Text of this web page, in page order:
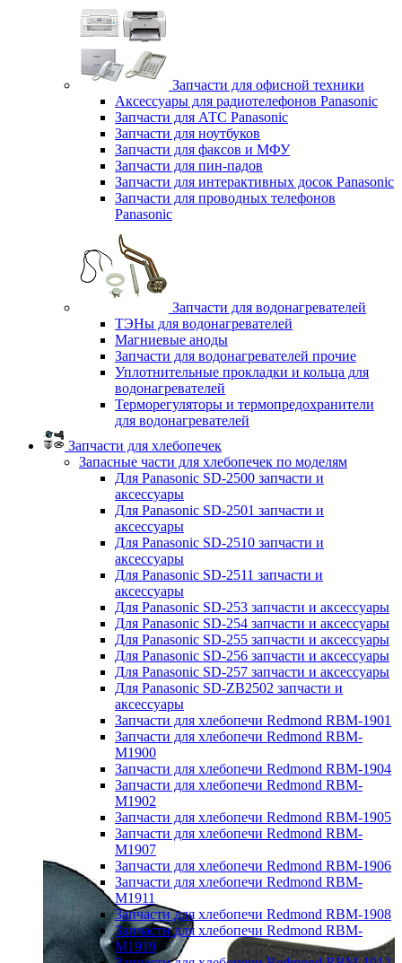
Запчасти для офисной техники
Аксессуары для радиотелефонов Panasonic
Запчасти для АТС Panasonic
Запчасти для ноутбуков
Запчасти для факсов и МФУ
Запчасти для пин-падов
Запчасти для интерактивных досок Panasonic
Запчасти для проводных телефонов
Panasonic
Запчасти для водонагревателей
ТЭНы для водонагревателей
Магниевые аноды
Запчасти для водонагревателей прочие
Уплотнительные прокладки и кольца для
водонагревателей
Терморегуляторы и термопредохранители
для водонагревателей
Запчасти для хлебопечек
Запасные части для хлебопечек по моделям
Для Panasonic SD-2500 запчасти и
аксессуары
Для Panasonic SD-2501 запчасти и
аксессуары
Для Panasonic SD-2510 запчасти и
аксессуары
Для Panasonic SD-2511 запчасти и
аксессуары
Для Panasonic SD-253 запчасти и аксессуары
Для Panasonic SD-254 запчасти и аксессуары
Для Panasonic SD-255 запчасти и аксессуары
Для Panasonic SD-256 запчасти и аксессуары
Для Panasonic SD-257 запчасти и аксессуары
Для Panasonic SD-ZB2502 запчасти и
аксессуары
Запчасти для хлебопечи Redmond RBM-1901
Запчасти для хлебопечи Redmond RBM-
M1900
Запчасти для хлебопечи Redmond RBM-1904
Запчасти для хлебопечи Redmond RBM-
M1902
Запчасти для хлебопечи Redmond RBM-1905
Запчасти для хлебопечи Redmond RBM-
M1907
Запчасти для хлебопечи Redmond RBM-1906
Запчасти для хлебопечи Redmond RBM-
M1911
Запчасти для хлебопечи Redmond RBM-1908
Запчасти для хлебопечи Redmond RBM-
M1919